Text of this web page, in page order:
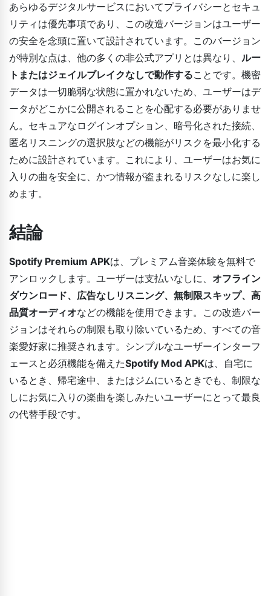
あらゆるデジタルサービスにおいてプライバシーとセキュ
リティは優先事項であり、この改造バージョンはユーザー
の安全を念頭に置いて設計されています。このバージョン
が特別な点は、他の多くの非公式アプリとは異なり、 ルー
トまたはジェイルブレイクなしで動作することです。機密
データは一切脆弱な状態に置かれないため、ユーザーはデ
ータがどこかに公開されることを心配する必要がありませ
ん。セキュアなログインオプション、暗号化された接続、
匿名リスニングの選択肢などの機能がリスクを最小化する
ために設計されています。これにより、ユーザーはお気に
入りの曲を安全に、かつ情報が盗まれるリスクなしに楽し
めます。
結論
Spotify Premium APKは、プレミアム音楽体験を無料で
アンロックします。ユーザーは支払いなしに、 オフライン
ダウンロード、広告なしリスニング、無制限スキップ、高
品質オーディオなどの機能を使用できます。この改造バー
ジョンはそれらの制限も取り除いているため、すべての音
楽愛好家に推奨されます。シンプルなユーザーインターフ
ェースと必須機能を備えたSpotify Mod APKは、自宅に
いるとき、帰宅途中、またはジムにいるときでも、制限な
しにお気に入りの楽曲を楽しみたいユーザーにとって最良
の代替手段です。